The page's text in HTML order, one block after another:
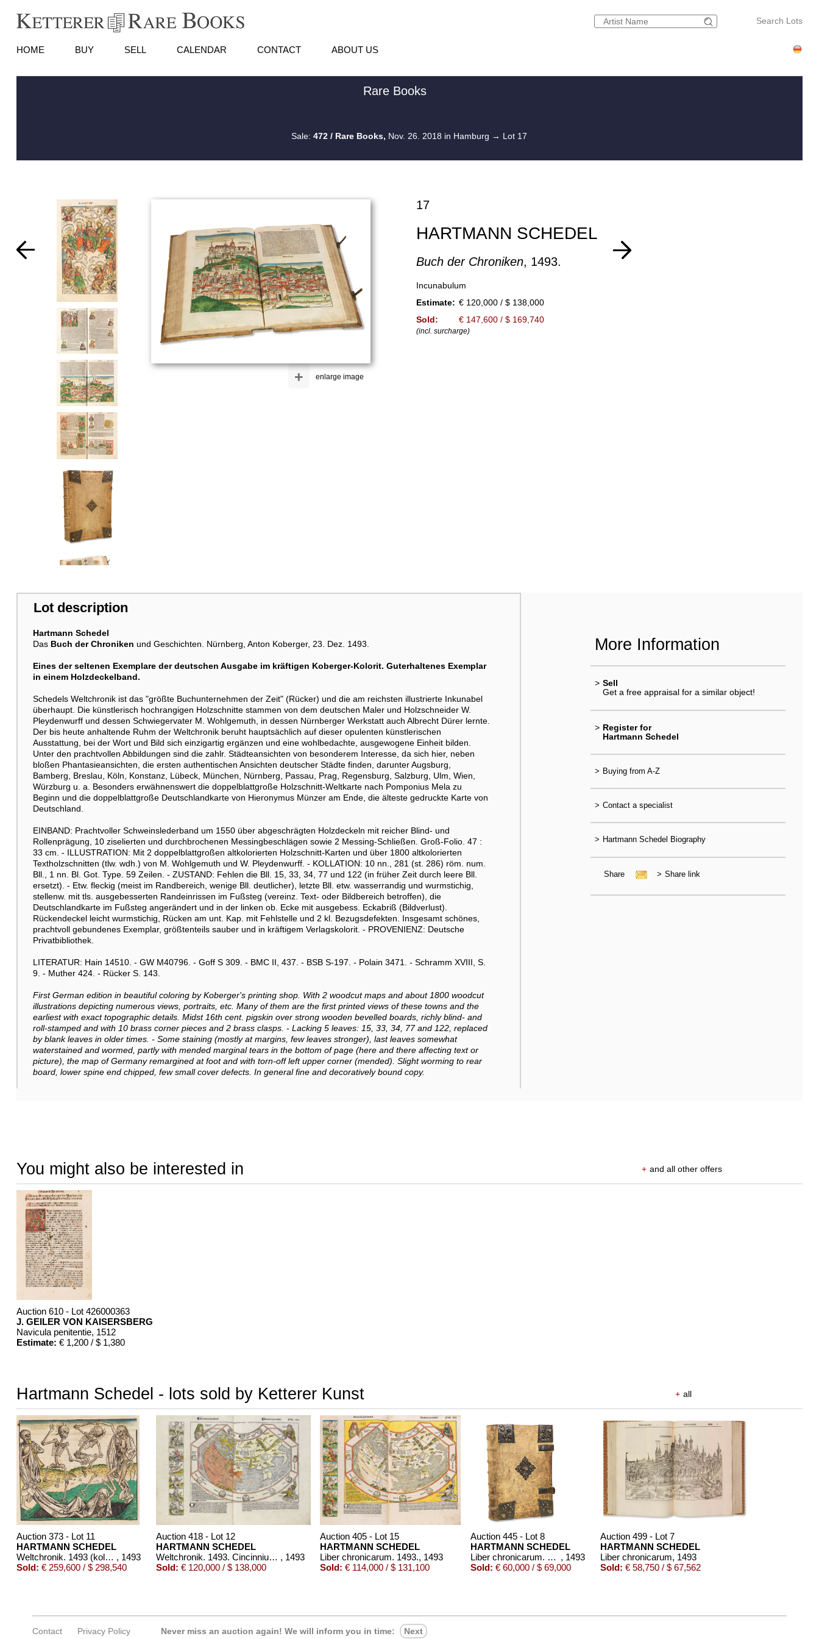
Search Lots
HOME BUY SELL CALENDAR CONTACT ABOUT US
Rare Books
Sale:472 / Rare Books, Nov. 26. 2018 in Hamburg → Lot 17
enlarge image
+
17
HARTMANN SCHEDEL
Buch der Chroniken, 1493.
Incunabulum
Estimate: € 120,000 / $ 138,000
Sold:
€ 147,600 / $ 169,740
(incl. surcharge)
Lot description
Hartmann Schedel
Das Buch der Chroniken und Geschichten. Nürnberg, Anton Koberger, 23. Dez. 1493.
Eines der seltenen Exemplare der deutschen Ausgabe im kräftigen Koberger-Kolorit. Guterhaltenes Exemplar
in einem Holzdeckelband.
Schedels Weltchronik ist das "größte Buchunternehmen der Zeit" (Rücker) und die am reichsten illustrierte Inkunabel
überhaupt. Die künstlerisch hochrangigen Holzschnitte stammen von dem deutschen Maler und Holzschneider W.
Pleydenwurff und dessen Schwiegervater M. Wohlgemuth, in dessen Nürnberger Werkstatt auch Albrecht Dürer lernte.
Der bis heute anhaltende Ruhm der Weltchronik beruht hauptsächlich auf dieser opulenten künstlerischen
Ausstattung, bei der Wort und Bild sich einzigartig ergänzen und eine wohlbedachte, ausgewogene Einheit bilden.
Unter den prachtvollen Abbildungen sind die zahlr. Städteansichten von besonderem Interesse, da sich hier, neben
bloßen Phantasieansichten, die ersten authentischen Ansichten deutscher Städte finden, darunter Augsburg,
Bamberg, Breslau, Köln, Konstanz, Lübeck, München, Nürnberg, Passau, Prag, Regensburg, Salzburg, Ulm, Wien,
Würzburg u. a. Besonders erwähnenswert die doppelblattgroße Holzschnitt-Weltkarte nach Pomponius Mela zu
Beginn und die doppelblattgroße Deutschlandkarte von Hieronymus Münzer am Ende, die älteste gedruckte Karte von
Deutschland.
EINBAND: Prachtvoller Schweinslederband um 1550 über abgeschrägten Holzdeckeln mit reicher Blind- und
Rollenprägung, 10 ziselierten und durchbrochenen Messingbeschlägen sowie 2 Messing-Schließen. Groß-Folio. 47 :
33 cm. - ILLUSTRATION: Mit 2 doppelblattgroßen altkolorierten Holzschnitt-Karten und über 1800 altkolorierten
Textholzschnitten (tlw. wdh.) von M. Wohlgemuth und W. Pleydenwurff. - KOLLATION: 10 nn., 281 (st. 286) röm. num.
Bll., 1 nn. Bl. Got. Type. 59 Zeilen. - ZUSTAND: Fehlen die Bll. 15, 33, 34, 77 und 122 (in früher Zeit durch leere Bll.
ersetzt). - Etw. fleckig (meist im Randbereich, wenige Bll. deutlicher), letzte Bll. etw. wasserrandig und wurmstichig,
stellenw. mit tls. ausgebesserten Randeinrissen im Fußsteg (vereinz. Text- oder Bildbereich betroffen), die
Deutschlandkarte im Fußsteg angerändert und in der linken ob. Ecke mit ausgebess. Eckabriß (Bildverlust).
Rückendeckel leicht wurmstichig, Rücken am unt. Kap. mit Fehlstelle und 2 kl. Bezugsdefekten. Insgesamt schönes,
prachtvoll gebundenes Exemplar, größtenteils sauber und in kräftigem Verlagskolorit. - PROVENIENZ: Deutsche
Privatbibliothek.
LITERATUR: Hain 14510. - GW M40796. - Goff S 309. - BMC II, 437. - BSB S-197. - Polain 3471. - Schramm XVIII, S.
9. - Muther 424. - Rücker S. 143.
First German edition in beautiful coloring by Koberger's printing shop. With 2 woodcut maps and about 1800 woodcut
illustrations depicting numerous views, portraits, etc. Many of them are the first printed views of these towns and the
earliest with exact topographic details. Midst 16th cent. pigskin over strong wooden bevelled boards, richly blind- and
roll-stamped and with 10 brass corner pieces and 2 brass clasps. - Lacking 5 leaves: 15, 33, 34, 77 and 122, replaced
by blank leaves in older times. - Some staining (mostly at margins, few leaves stronger), last leaves somewhat
waterstained and wormed, partly with mended marginal tears in the bottom of page (here and there affecting text or
picture), the map of Germany remargined at foot and with torn-off left upper corner (mended). Slight worming to rear
board, lower spine end chipped, few small cover defects. In general fine and decoratively bound copy.
More Information
> Sell
Get a free appraisal for a similar object!
> Register for
Hartmann Schedel
> Buying from A-Z
> Contact a specialist
> Hartmann Schedel Biography
Share > Share link
You might also be interested in + and all other offers
Auction 610 - Lot 426000363
J. GEILER VON KAISERSBERG
Navicula penitentie, 1512
Estimate: € 1,200 / $ 1,380
Hartmann Schedel - lots sold by Ketterer Kunst + all
Auction 373 - Lot 11
HARTMANN SCHEDEL
Weltchronik. 1493 (koloriert, dt. Ausgabe) , 1493
Sold: € 259,600 / $ 298,540
Auction 418 - Lot 12
HARTMANN SCHEDEL
Weltchronik. 1493. Cincinnius-Exemplar. , 1493
Sold: € 120,000 / $ 138,000
Auction 405 - Lot 15
HARTMANN SCHEDEL
Liber chronicarum. 1493., 1493
Sold: € 114,000 / $ 131,100
Auction 445 - Lot 8
HARTMANN SCHEDEL
Liber chronicarum. 1493 , 1493
Sold: € 60,000 / $ 69,000
Auction 499 - Lot 7
HARTMANN SCHEDEL
Liber chronicarum, 1493
Sold: € 58,750 / $ 67,562
Contact Privacy Policy Never miss an auction again! We will inform you in time: Next